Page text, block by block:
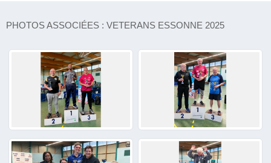
PHOTOS ASSOCIÉES : VETERANS ESSONNE 2025